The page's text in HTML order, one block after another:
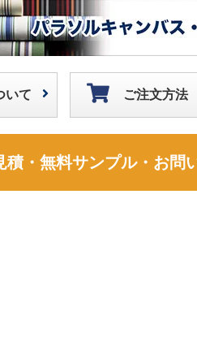
いて ご注文方法
積・無料サンプル・お問